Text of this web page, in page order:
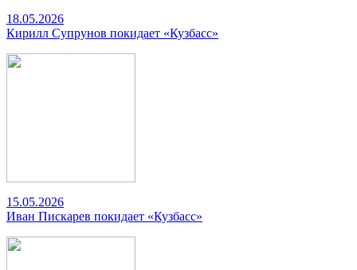
18.05.2026
Кирилл Супрунов покидает «Кузбасс»
15.05.2026
Иван Пискарев покидает «Кузбасс»